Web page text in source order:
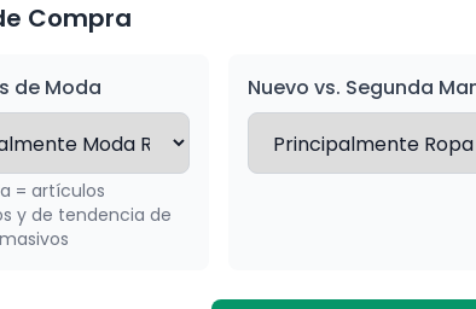
Compra
de Moda
= artículos
y de tendencia de
Nuevo vs. Segunda